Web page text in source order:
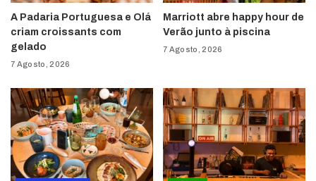
A Padaria Portuguesa e Olá
criam croissants com
gelado
7 Agosto, 2026
Marriott abre happy hour de
Verão junto à piscina
7 Agosto, 2026